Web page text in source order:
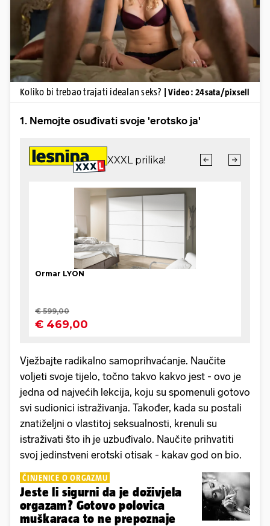
Koliko bi trebao trajati idealan seks? | Video: 24sata/pixsell
1. Nemojte osuđivati ​​svoje 'erotsko ja'
Vježbajte radikalno samoprihvaćanje. Naučite
voljeti svoje tijelo, točno takvo kakvo jest - ovo je
jedna od najvećih lekcija, koju su spomenuli gotovo
svi sudionici istraživanja. Također, kada su postali
znatiželjni o vlastitoj seksualnosti, krenuli su
istraživati ​​što ih je uzbuđivalo. Naučite prihvatiti
svoj jedinstveni erotski otisak - kakav god on bio.
ČINJENICE O ORGAZMU
Jeste li sigurni da je doživjela
orgazam? Gotovo polovica
muškaraca to ne prepoznaje